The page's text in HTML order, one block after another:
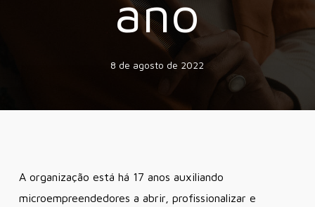
ano
8 de agosto de 2022
A organização está há 17 anos auxiliando
microempreendedores a abrir, profissionalizar e